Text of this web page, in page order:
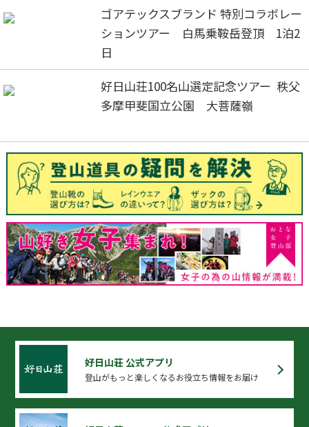
ゴアテックスブランド 特別コラボレー
ションツアー 白馬乗鞍岳登頂 1泊2
日
好日山荘100名山選定記念ツアー 秩父
多摩甲斐国立公園 大菩薩嶺
好日山荘 公式アプリ
登山がもっと楽しくなるお役立ち情報をお届け